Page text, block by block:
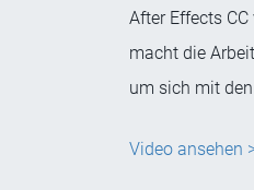
After Effects
macht die
um sich mit
Video ansehen